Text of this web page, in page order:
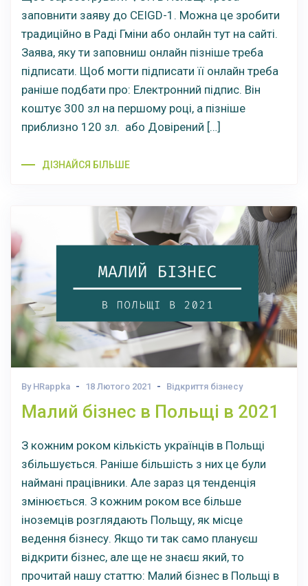
заповнити заяву до CEIGD-1. Можна це зробити
традиційно в Раді Гміни або онлайн тут на сайті.
Заява, яку ти заповниш онлайн пізніше треба
підписати. Щоб могти підписати її онлайн треба
раніше подбати про: Електронний підпис. Він
коштує 300 зл на першому році, а пізніше
приблизно 120 зл. або Довірений […]
ДІЗНАЙСЯ БІЛЬШЕ
By HRappka 18 Лютого 2021 Відкриття бізнесу
Малий бізнес в Польщі в 2021
З кожним роком кількість українців в Польщі
збільшується. Раніше більшість з них це були
наймані працівники. Але зараз ця тенденція
змінюється. З кожним роком все більше
іноземців розглядають Польщу, як місце
ведення бізнесу. Якщо ти так само плануєш
відкрити бізнес, але ще не знаєш який, то
прочитай нашу статтю: Малий бізнес в Польщі в